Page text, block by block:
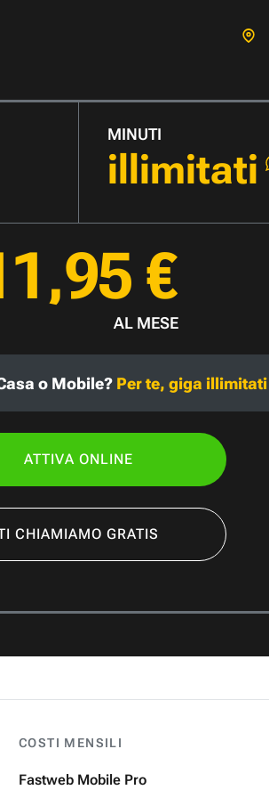
MINUTI
illimitati
€
AL MESE
o Mobile? Per te, giga illimitati
ATTIVA ONLINE
CHIAMIAMO GRATIS
COSTI MENSILI
Fastweb Mobile Pro